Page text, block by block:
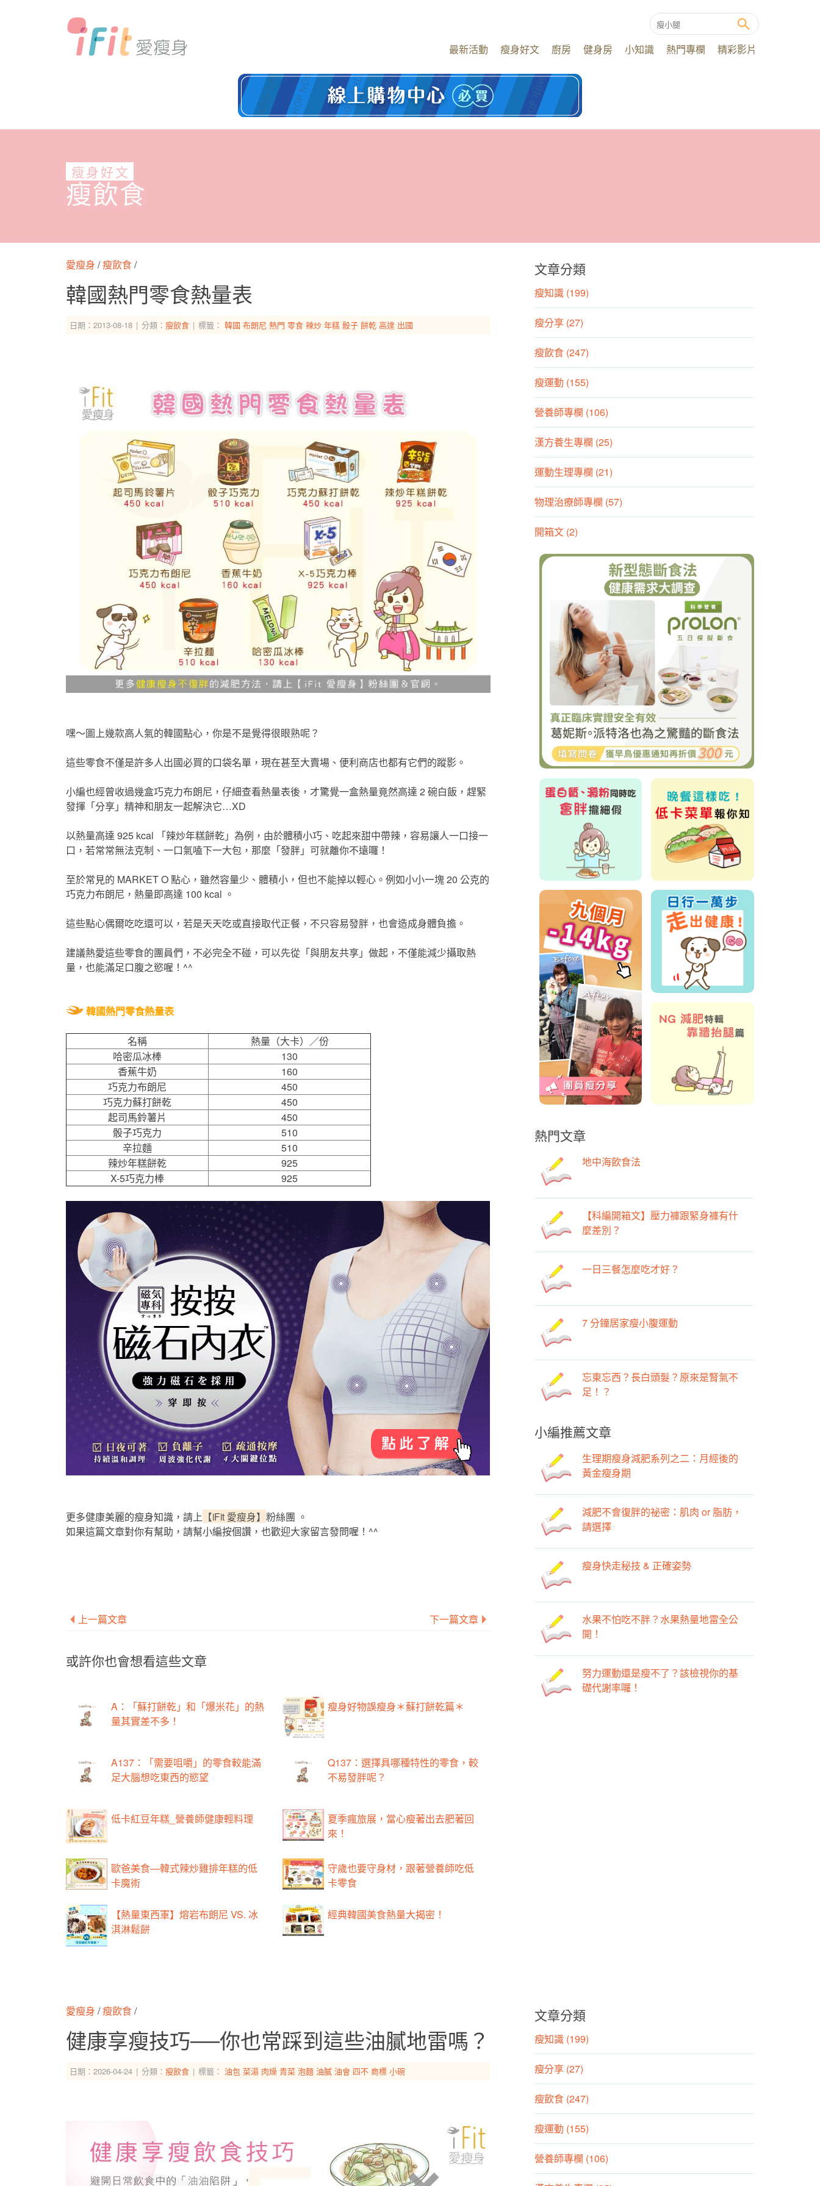
最新活動 瘦身好文 廚房 健身房 小知識 熱門專欄 精彩影片
瘦身好文
瘦飲食
愛瘦身 /瘦飲食/
韓國熱門零食熱量表
日期：2013-08-18 分類： 瘦飲食 標籤： 韓國 布朗尼 熱門 零食 辣炒 年糕 骰子 餅乾 高達 出國
嘿～圖上幾款高人氣的韓國點心，你是不是覺得很眼熟呢？
這些零食不僅是許多人出國必買的口袋名單，現在甚至大賣場、便利商店也都有它們的蹤影。
小編也經曾收過幾盒巧克力布朗尼，仔細查看熱量表後，才驚覺一盒熱量竟然高達 2 碗白飯，趕緊
發揮「分享」精神和朋友一起解決它…XD
以熱量高達 925 kcal 「辣炒年糕餅乾」為例，由於體積小巧、吃起來甜中帶辣，容易讓人一口接一
口，若常常無法克制、一口氣嗑下一大包，那麼「發胖」可就離你不遠囉！
至於常見的 MARKET O 點心，雖然容量少、體積小，但也不能掉以輕心。例如小小一塊 20 公克的
巧克力布朗尼，熱量即高達 100 kcal 。
這些點心偶爾吃吃還可以，若是天天吃或直接取代正餐，不只容易發胖，也會造成身體負擔。
建議熱愛這些零食的團員們，不必完全不碰，可以先從「與朋友共享」做起，不僅能減少攝取熱
量，也能滿足口腹之慾喔！^^
韓國熱門零食熱量表
名稱
熱量（大卡）／份
哈密瓜冰棒
130
香蕉牛奶
160
巧克力布朗尼
450
巧克力蘇打餅乾
450
起司馬鈴薯片
450
骰子巧克力
510
辛拉麵
510
辣炒年糕餅乾
925
X-5巧克力棒
925
更多健康美麗的瘦身知識，請上 【iFit 愛瘦身】 粉絲團 。
如果這篇文章對你有幫助，請幫小編按個讚，也歡迎大家留言發問喔！^^
上一篇文章 下一篇文章
或許你也會想看這些文章
A：「蘇打餅乾」和「爆米花」的熱
量其實差不多！
瘦身好物誤瘦身＊蘇打餅乾篇＊
A137：「需要咀嚼」的零食較能滿
足大腦想吃東西的慾望
Q137：選擇具哪種特性的零食，較
不易發胖呢？
低卡紅豆年糕_營養師健康輕料理
夏季瘋旅展，當心瘦著出去肥著回
來！
歐爸美食—韓式辣炒雞排年糕的低
卡魔術
守歲也要守身材，跟著營養師吃低
卡零食
【熱量東西軍】熔岩布朗尼 VS. 冰
淇淋鬆餅
經典韓國美食熱量大揭密！
文章分類
瘦知識 (199)
瘦分享 (27)
瘦飲食 (247)
瘦運動 (155)
營養師專欄 (106)
漢方養生專欄 (25)
運動生理專欄 (21)
物理治療師專欄 (57)
開箱文 (2)
熱門文章
地中海飲食法
【科編開箱文】壓力褲跟緊身褲有什
麼差別？
一日三餐怎麼吃才好？
7 分鐘居家瘦小腹運動
忘東忘西？長白頭髮？原來是腎氣不
足！？
小編推薦文章
生理期瘦身減肥系列之二：月經後的
黃金瘦身期
減肥不會復胖的祕密：肌肉 or 脂肪，
請選擇
瘦身快走秘技 & 正確姿勢
水果不怕吃不胖？水果熱量地雷全公
開！
努力運動還是瘦不了？該檢視你的基
礎代謝率囉！
愛瘦身 /瘦飲食/
健康享瘦技巧──你也常踩到這些油膩地雷嗎？
日期：2026-04-24 分類： 瘦飲食 標籤： 油包 菜湯 肉燥 青菜 泡麵 油膩 油會 四不 商標 小碗
文章分類
瘦知識 (199)
瘦分享 (27)
瘦飲食 (247)
瘦運動 (155)
營養師專欄 (106)